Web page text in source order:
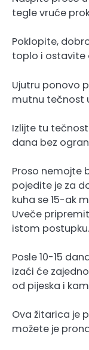
tegle vruće
Poklopite,
toplo i ostavite
Ujutru ponovo
mutnu tečnost
Izlijte tu
dana bez
Proso nemojte
pojedite je za
kuha se 15-ak
Uveče
istom
Posle 10-15
izaći će
od pijeska i
Ova žitarica je
možete je